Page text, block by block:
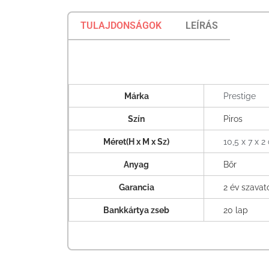
TULAJDONSÁGOK LEÍRÁS
Márka Prestige
Szín Piros
Méret(H x M x Sz) 10,5 x 7 x 2
Anyag Bőr
Garancia 2 év
Bankkártya zseb 20 lap